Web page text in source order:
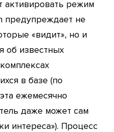
активировать режим
предупреждает не
«видит», но и
об известных
в базе (по
ежемесячно
даже может сам
интереса»). Процесс